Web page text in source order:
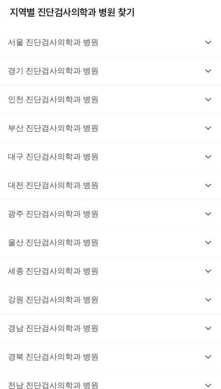
지역별 진단검사의학과 병원 찾기
서울 진단검사의학과 병원
경기 진단검사의학과 병원
인천 진단검사의학과 병원
부산 진단검사의학과 병원
대구 진단검사의학과 병원
대전 진단검사의학과 병원
광주 진단검사의학과 병원
울산 진단검사의학과 병원
세종 진단검사의학과 병원
강원 진단검사의학과 병원
경남 진단검사의학과 병원
경북 진단검사의학과 병원
전남 진단검사의학과 병원